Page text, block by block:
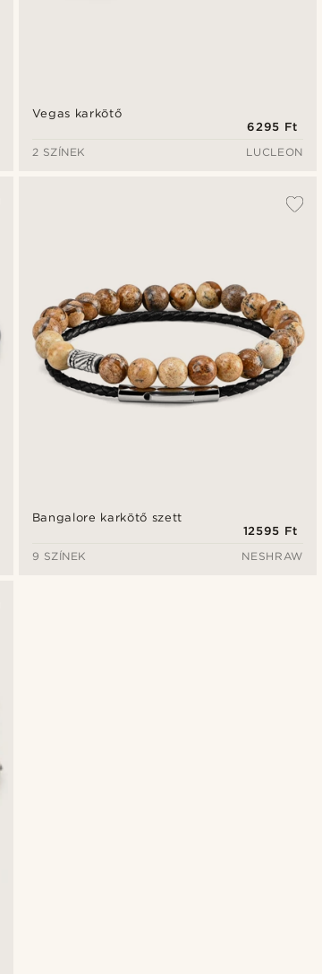
Vegas karkötő
6295 Ft
2 SZÍNEK
LUCLEON
Bangalore karkötő szett
12595 Ft
9 SZÍNEK
NESHRAW